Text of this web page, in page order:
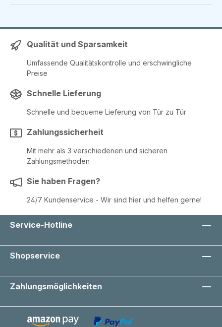
Qualität und Sparsamkeit
Umfassende Qualitätskontrolle und erschwingliche
Preise
Schnelle Lieferung
Schnelle und bequeme Lieferung von Tür zu Tür
Zahlungssicherheit
Mit mehr als 3 verschiedenen und sicheren
Zahlungsmethoden
Sie haben Fragen?
24/7 Kundenservice - Wir sind hier und helfen gerne!
Service-Hotline
Shopservice
Zahlungsmöglichkeiten